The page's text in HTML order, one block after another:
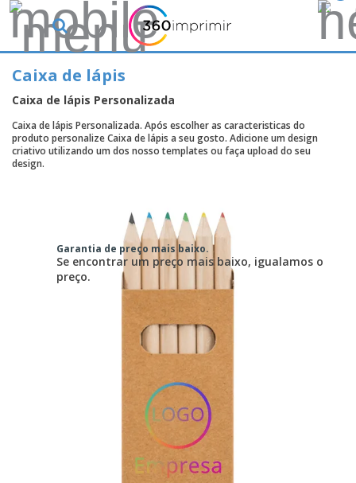
Caixa de lápis
Caixa de lápis Personalizada
Caixa de lápis Personalizada. Após escolher as caracteristicas do
produto personalize Caixa de lápis a seu gosto. Adicione um design
criativo utilizando um dos nosso templates ou faça upload do seu
design.
Garantia de preço mais baixo.
Se encontrar um preço mais baixo, igualamos o
preço.